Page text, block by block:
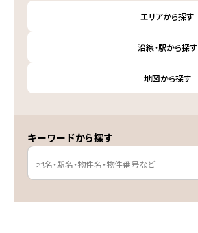
エリアから探す
沿線・駅から探す
地図から探す
キーワードから探す